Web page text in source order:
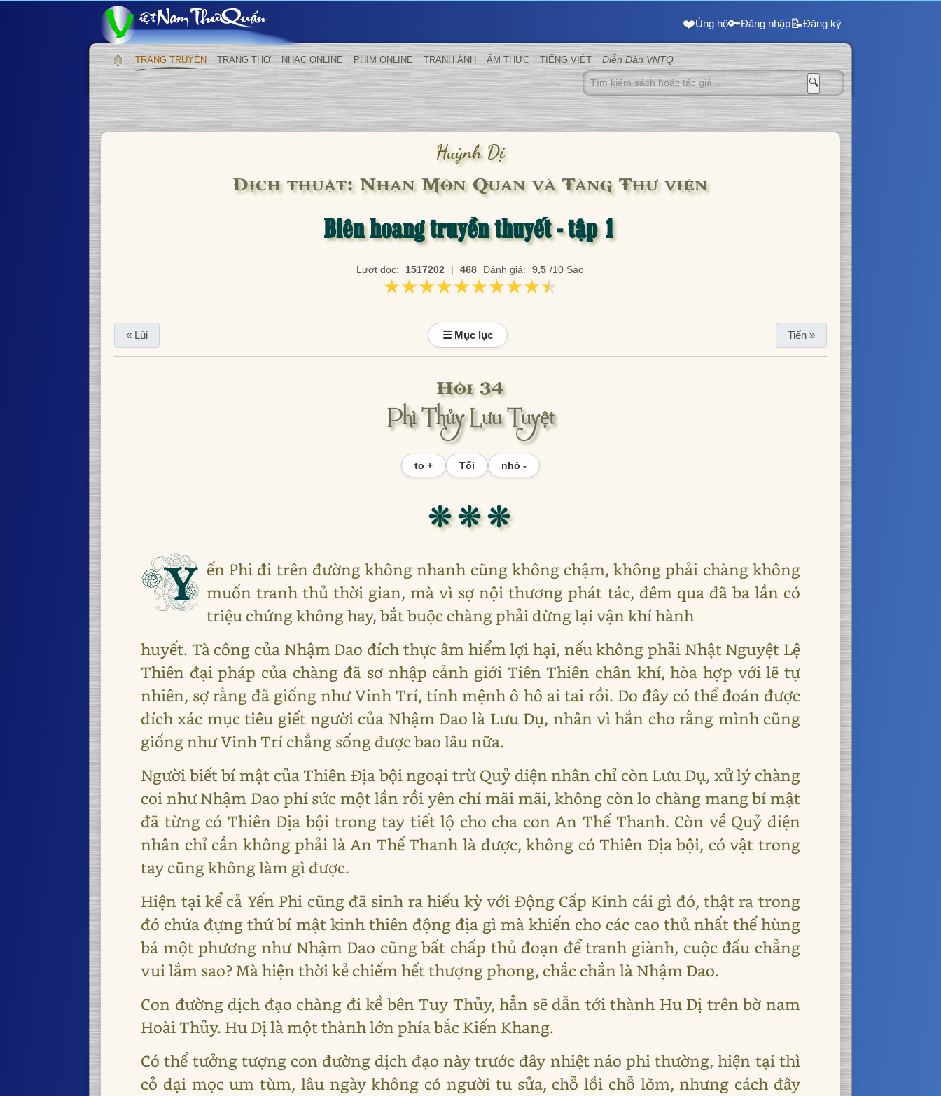
❤️Ủng hộ🔑Đăng nhập📝Đăng ký
TRANG TRUYỆN TRANG THƠ NHẠC ONLINE PHIM ONLINE TRANH ẢNH ẨM THỰC TIẾNG VIỆT Diễn Đàn VNTQ
🔍
Huỳnh Dị
Dịch thuật: Nhạn Môn Quan và Tàng Thư viện
Biên hoang truyền thuyết - tập 1
Lượt đọc: 1517202 | 468 Đánh giá: 9,5 /10 Sao
★★★★★★★★★★
★★★★★★★★★★
« Lùi ☰ Mục lục Tiến »
Hồi 34
Phì Thủy Lưu Tuyệt
to + Tối nhỏ -
❊ ❊ ❊
Y ến Phi đi trên đường không nhanh cũng không chậm, không phải chàng không
muốn tranh thủ thời gian, mà vì sợ nội thương phát tác, đêm qua đã ba lần có
triệu chứng không hay, bắt buộc chàng phải dừng lại vận khí hành
huyết. Tà công của Nhậm Dao đích thực âm hiểm lợi hại, nếu không phải Nhật Nguyệt Lệ
Thiên đại pháp của chàng đã sơ nhập cảnh giới Tiên Thiên chân khí, hòa hợp với lẽ tự
nhiên, sợ rằng đã giống như Vinh Trí, tính mệnh ô hô ai tai rồi. Do đây có thể đoán được
đích xác mục tiêu giết người của Nhậm Dao là Lưu Dụ, nhân vì hắn cho rằng mình cũng
giống như Vinh Trí chẳng sống được bao lâu nữa.
Người biết bí mật của Thiên Địa bội ngoại trừ Quỷ diện nhân chỉ còn Lưu Dụ, xử lý chàng
coi như Nhậm Dao phí sức một lần rồi yên chí mãi mãi, không còn lo chàng mang bí mật
đã từng có Thiên Địa bội trong tay tiết lộ cho cha con An Thế Thanh. Còn về Quỷ diện
nhân chỉ cần không phải là An Thế Thanh là được, không có Thiên Địa bội, có vật trong
tay cũng không làm gì được.
Hiện tại kể cả Yến Phi cũng đã sinh ra hiếu kỳ với Động Cấp Kinh cái gì đó, thật ra trong
đó chứa đựng thứ bí mật kinh thiên động địa gì mà khiến cho các cao thủ nhất thế hùng
bá một phương như Nhậm Dao cũng bất chấp thủ đoạn để tranh giành, cuộc đấu chẳng
vui lắm sao? Mà hiện thời kẻ chiếm hết thượng phong, chắc chắn là Nhậm Dao.
Con đường dịch đạo chàng đi kề bên Tuy Thủy, hẳn sẽ dẫn tới thành Hu Dị trên bờ nam
Hoài Thủy. Hu Dị là một thành lớn phía bắc Kiến Khang.
Có thể tưởng tượng con đường dịch đạo này trước đây nhiệt náo phi thường, hiện tại thì
cỏ dại mọc um tùm, lâu ngày không có người tu sửa, chỗ lồi chỗ lõm, nhưng cách đây